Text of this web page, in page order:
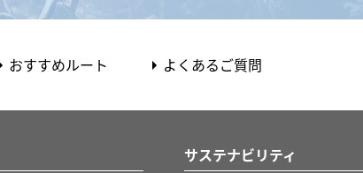
おすすめルート よくあるご質問
サステナビリティ